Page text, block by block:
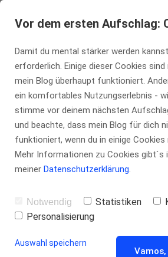
tennis-insider.de
Wie
Profis bei
US
Vor dem ersten Aufschlag:
Damit du mental stärker werden
erforderlich. Einige dieser Cookies
mein Blog überhaupt funktioniert.
ein komfortables Nutzungserlebnis -
stimme vor deinem nächsten
und beachte, dass mein Blog für dich
funktioniert, wenn du in einige
Mehr Informationen zu Cookies gibt`s
meiner Datenschutzerklärung.
Notwendig Statistiken
Personalisierung
Auswahl speichern